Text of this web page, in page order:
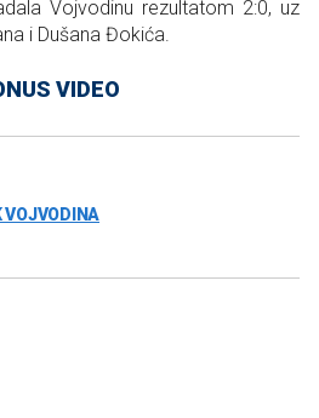
Vojvodinu rezultatom 2:0, uz
i Dušana Đokića.
VIDEO
VOJVODINA